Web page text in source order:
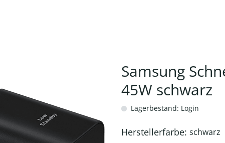
Samsung
45W schwarz
Lagerbestand: Login
Herstellerfarbe: schwarz